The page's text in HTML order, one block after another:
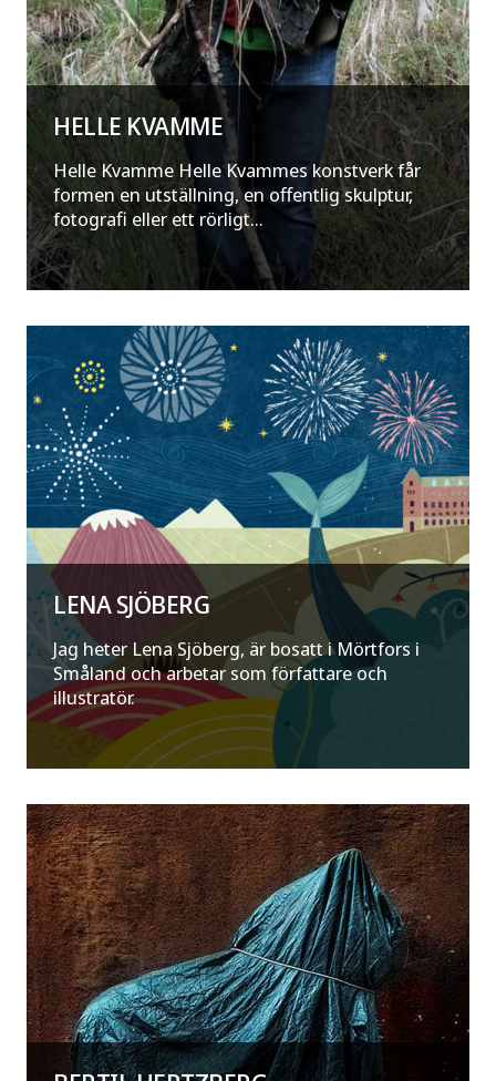
HELLE KVAMME
Helle Kvamme Helle Kvammes konstverk får
formen en utställning, en offentlig skulptur,
fotografi eller ett rörligt...
LENA SJÖBERG
Jag heter Lena Sjöberg, är bosatt i Mörtfors i
Småland och arbetar som författare och
illustratör.